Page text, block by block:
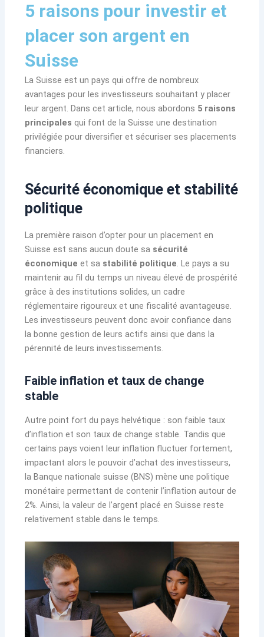
5 raisons pour investir et
placer son argent en
Suisse
La Suisse est un pays qui offre de nombreux
avantages pour les investisseurs souhaitant y placer
leur argent. Dans cet article, nous abordons 5 raisons
principales qui font de la Suisse une destination
privilégiée pour diversifier et sécuriser ses placements
financiers.
Sécurité économique et stabilité
politique
La première raison d’opter pour un placement en
Suisse est sans aucun doute sa sécurité
économique et sa stabilité politique. Le pays a su
maintenir au fil du temps un niveau élevé de prospérité
grâce à des institutions solides, un cadre
réglementaire rigoureux et une fiscalité avantageuse.
Les investisseurs peuvent donc avoir confiance dans
la bonne gestion de leurs actifs ainsi que dans la
pérennité de leurs investissements.
Faible inflation et taux de change
stable
Autre point fort du pays helvétique : son faible taux
d’inflation et son taux de change stable. Tandis que
certains pays voient leur inflation fluctuer fortement,
impactant alors le pouvoir d’achat des investisseurs,
la Banque nationale suisse (BNS) mène une politique
monétaire permettant de contenir l’inflation autour de
2%. Ainsi, la valeur de l’argent placé en Suisse reste
relativement stable dans le temps.